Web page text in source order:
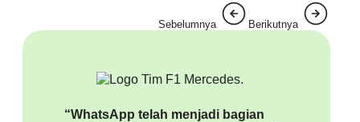
“WhatsApp telah menjadi bagian
Sebelumnya Berikutnya